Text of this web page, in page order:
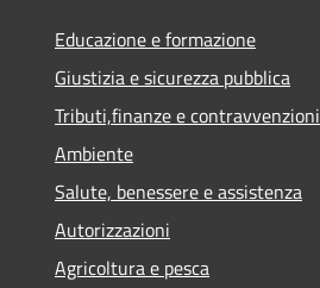
Educazione e formazione
Giustizia e sicurezza pubblica
Tributi,finanze e contravvenzioni
Ambiente
Salute, benessere e assistenza
Autorizzazioni
Agricoltura e pesca